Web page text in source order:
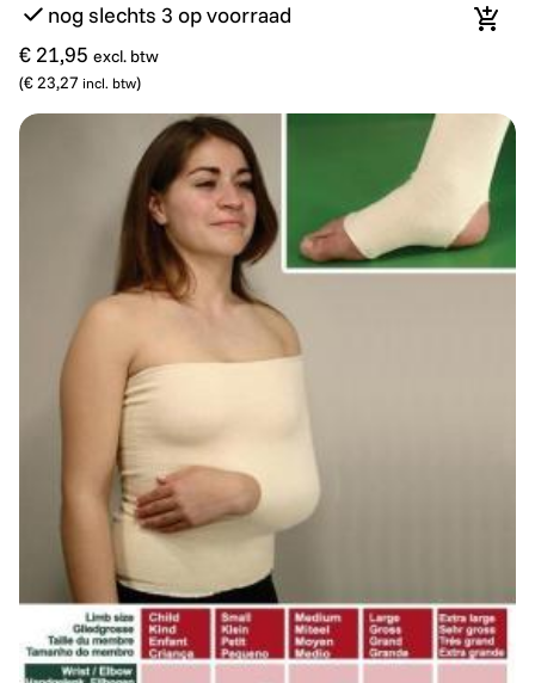
nog slechts 3 op voorraad
€ 21,95 excl. btw
(€ 23,27 incl. btw)
In